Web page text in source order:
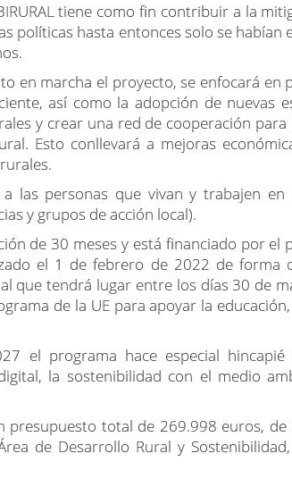
tiene como fin contribuir a la
políticas hasta entonces solo se habían
en marcha el proyecto, se enfocará
así como la adopción de nuevas
y crear una red de cooperación
Esto conllevará a mejoras
las personas que vivan y trabajen en
y grupos de acción local).
de 30 meses y está financiado por el
el 1 de febrero de 2022 de forma
que tendrá lugar entre los días 30 de
de la UE para apoyar la
el programa hace especial
la sostenibilidad con el medio
presupuesto total de 269.998 euros,
de Desarrollo Rural y